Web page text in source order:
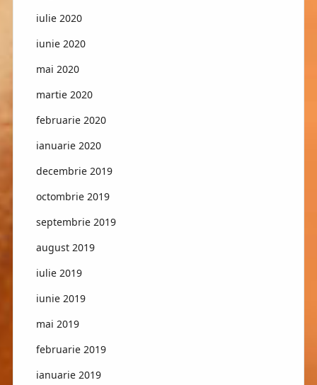
iulie 2020
iunie 2020
mai 2020
martie 2020
februarie 2020
ianuarie 2020
decembrie 2019
octombrie 2019
septembrie 2019
august 2019
iulie 2019
iunie 2019
mai 2019
februarie 2019
ianuarie 2019